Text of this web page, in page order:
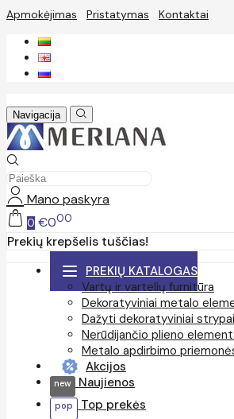
Apmokėjimas Pristatymas Kontaktai
Navigacija
Mano paskyra
0 €000
Prekių krepšelis tuščias!
PREKIŲ KATALOGAS
Vartų ir vartelių furnitūra
Dekoratyviniai metalo
Dažyti dekoratyviniai
Nerūdijančio plieno
Metalo apdirbimo
Akcijos
Naujienos
Top prekės